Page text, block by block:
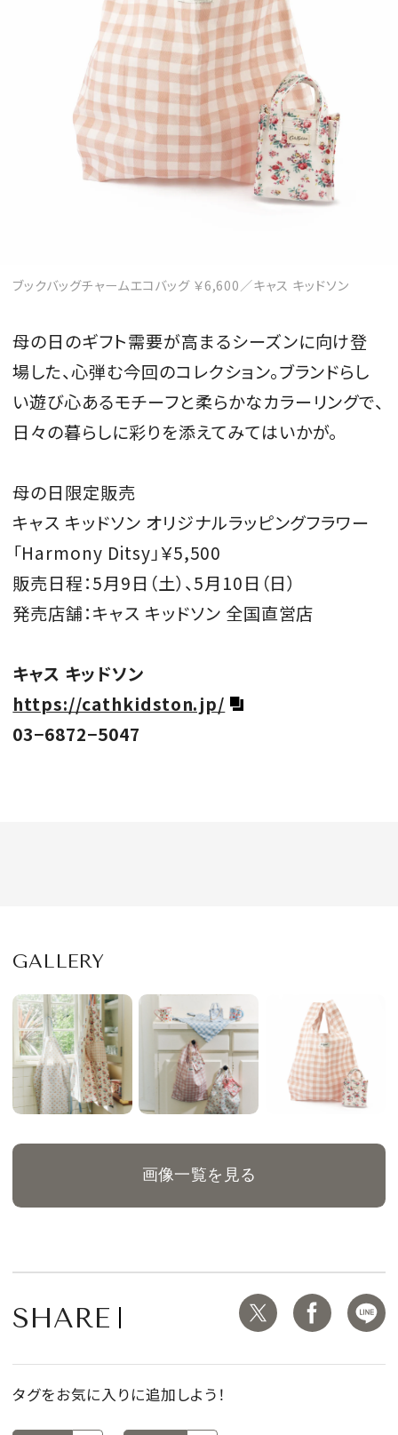
ブックバッグチャームエコバッグ ￥6,600／キャス キッドソン
母の日のギフト需要が高まるシーズンに向け登
場した、心弾む今回のコレクション。ブランドらし
い遊び心あるモチーフと柔らかなカラーリングで、
日々の暮らしに彩りを添えてみてはいかが。
母の日限定販売
キャス キッドソン オリジナルラッピングフラワー
「Harmony Ditsy」￥5,500
販売日程：5月9日（土）、5月10日（日）
発売店舗：キャス キッドソン 全国直営店
キャス キッドソン
https://cathkidston.jp/
03−6872−5047
GALLERY
画像一覧を見る
SHARE
タグをお気に入りに追加しよう！